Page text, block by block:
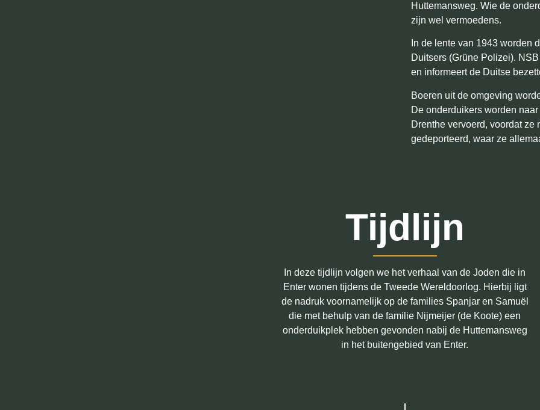
Huttemansweg. Wie de
zijn wel vermoedens.
In de lente van 1943 worden
Duitsers (Grüne Polizei).
en informeert de Duitse
Boeren uit de omgeving
De onderduikers worden
Drenthe vervoerd, voordat
gedeporteerd, waar ze
Tijdlijn
In deze tijdlijn volgen we het verhaal van de Joden die in
Enter wonen tijdens de Tweede Wereldoorlog. Hierbij ligt
de nadruk voornamelijk op de families Spanjar en Samuël
die met behulp van de familie Nijmeijer (de Koote) een
onderduikplek hebben gevonden nabij de Huttemansweg
in het buitengebied van Enter.